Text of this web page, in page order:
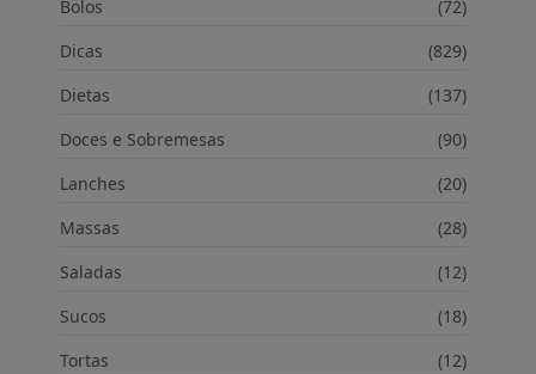
Bolos
(72)
Dicas
(829)
Dietas
(137)
Doces e Sobremesas
(90)
Lanches
(20)
Massas
(28)
Saladas
(12)
Sucos
(18)
Tortas
(12)